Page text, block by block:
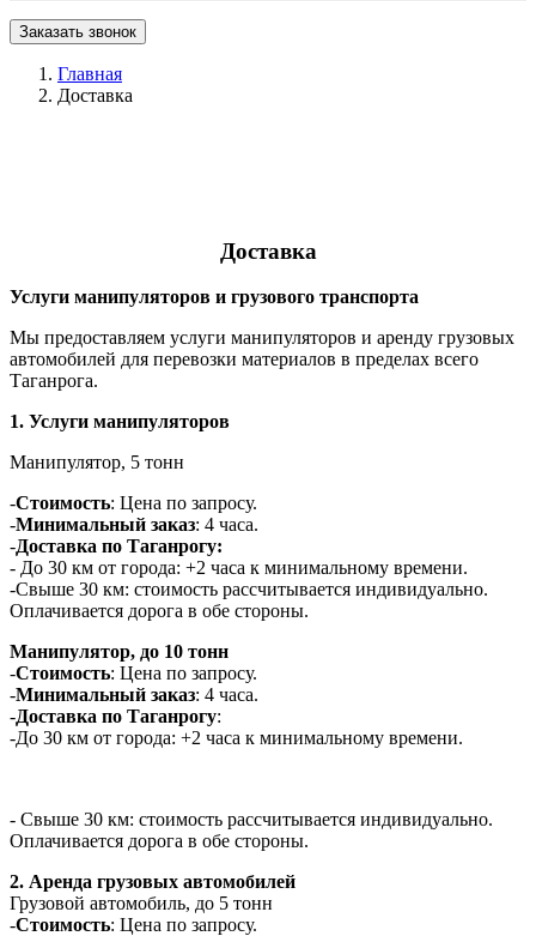
Заказать звонок
Главная
Доставка
Доставка
Услуги манипуляторов и грузового транспорта
Мы предоставляем услуги манипуляторов и аренду грузовых
автомобилей для перевозки материалов в пределах всего
Таганрога.
1. Услуги манипуляторов
Манипулятор, 5 тонн
-Стоимость: Цена по запросу.
-Минимальный заказ: 4 часа.
-Доставка по Таганрогу:
- До 30 км от города: +2 часа к минимальному времени.
-Свыше 30 км: стоимость рассчитывается индивидуально.
Оплачивается дорога в обе стороны.
Манипулятор, до 10 тонн
-Стоимость: Цена по запросу.
-Минимальный заказ: 4 часа.
-Доставка по Таганрогу:
-До 30 км от города: +2 часа к минимальному времени.
- Свыше 30 км: стоимость рассчитывается индивидуально.
Оплачивается дорога в обе стороны.
2. Аренда грузовых автомобилей
Грузовой автомобиль, до 5 тонн
-Стоимость: Цена по запросу.